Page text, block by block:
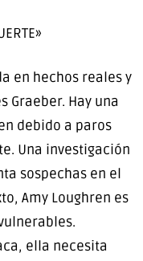
en hechos reales y
Graeber. Hay una
debido a paros
Una investigación
sospechas en el
Amy Loughren es
ella necesita